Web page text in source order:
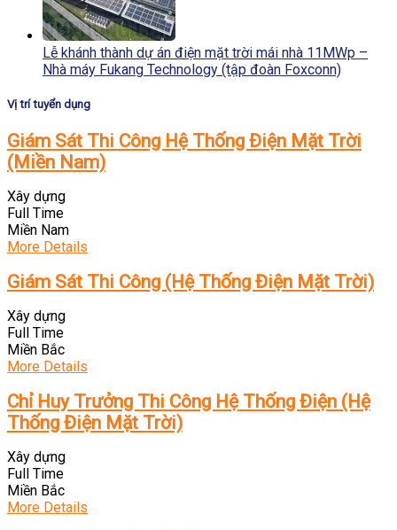
Lễ khánh thành dự án điện mặt trời mái nhà 11MWp –
Nhà máy Fukang Technology (tập đoàn Foxconn)
Vị trí tuyển dụng
Giám Sát Thi Công Hệ Thống Điện Mặt Trời
(Miền Nam)
Xây dựng
Full Time
Miền Nam
More Details
Giám Sát Thi Công (Hệ Thống Điện Mặt Trời)
Xây dựng
Full Time
Miền Bắc
More Details
Chỉ Huy Trưởng Thi Công Hệ Thống Điện (Hệ
Thống Điện Mặt Trời)
Xây dựng
Full Time
Miền Bắc
More Details